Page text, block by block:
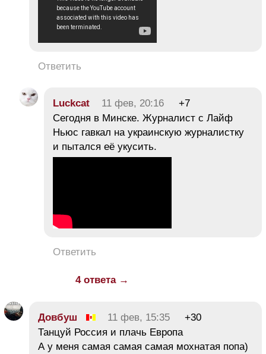
Ответить
Luckcat 11 фев, 20:16
+7
Сегодня в Минске. Журналист с Лайф
Ньюс гавкал на украинскую журналистку
и пытался её укусить.
Ответить
4 ответа →
Довбуш 11 фев, 15:35
+30
Танцуй Россия и плачь Европа
А у меня самая самая самая мохнатая попа)